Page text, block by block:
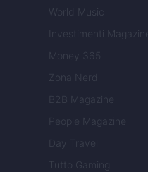
World Music
Investimenti Magazine
Money 365
Zona Nerd
B2B Magazine
People Magazine
Day Travel
Tutto Gaming